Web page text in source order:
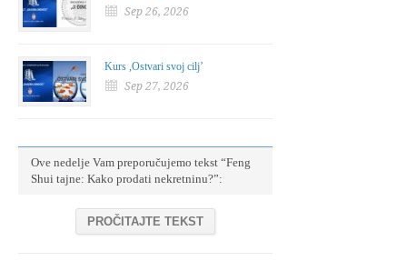
Sep 26, 2026
Kurs ,Ostvari svoj cilj’
Sep 27, 2026
Ove nedelje Vam preporučujemo tekst “Feng
Shui tajne: Kako prodati nekretninu?”:
PROČITAJTE TEKST